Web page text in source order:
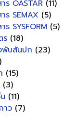
ร OASTAR (11)
ร SEMAX (5)
ร SYSFORM (5)
ร (18)
พับสันปก (23)
(15)
(3)
(11)
าว (7)